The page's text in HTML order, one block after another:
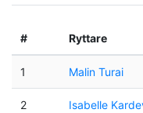
# Ryttare
1 Malin Turai
2 Isabelle